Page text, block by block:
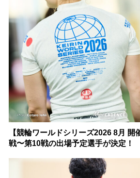
【競輪ワールドシリーズ2026 8月 開
戦〜第10戦の出場予定選手が決定！